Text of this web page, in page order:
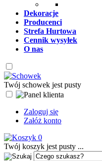
Dekoracje
Producenci
Strefa Hurtowa
Cennik wysyłek
O nas
Twój schowek jest pusty
Zaloguj się
Załóż konto
0
Twój koszyk jest pusty ...